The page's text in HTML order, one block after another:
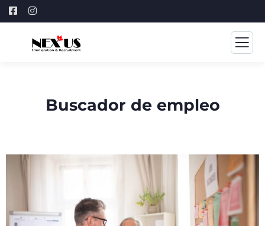
Buscador de empleo